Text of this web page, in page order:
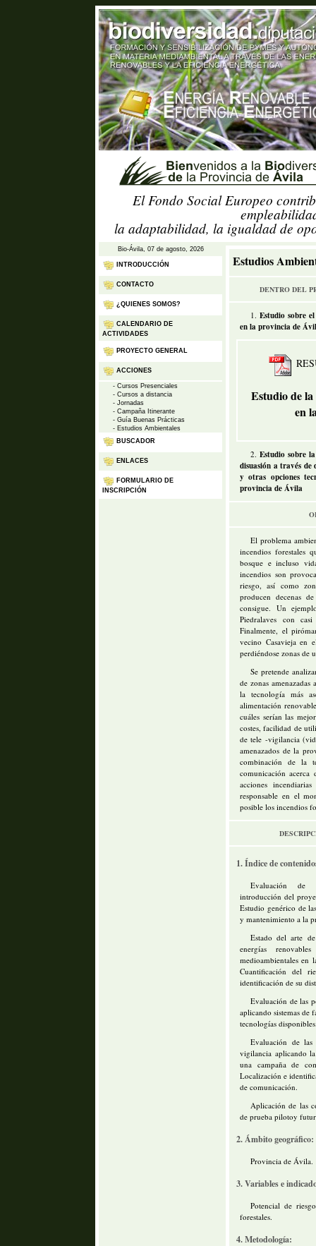
El Fondo Social Europeo
la adaptabilidad, la igualdad de
Bio-Ávila, 07 de agosto, 2026
INTRODUCCIÓN
CONTACTO
¿QUIENES SOMOS?
CALENDARIO DE
ACTIVIDADES
PROYECTO GENERAL
ACCIONES
- Cursos Presenciales
- Cursos a distancia
- Jornadas
- Campaña Itinerante
- Guía Buenas Prácticas
- Estudios Ambientales
BUSCADOR
ENLACES
FORMULARIO DE
INSCRIPCIÓN
Estudios
DENTRO DEL
1.Estudio sobre
en la provincia de
Estudio de
en
2.Estudio sobre
disuasión a través
y otras opciones
provincia de Ávila
El problema
incendios forestales
bosque e incluso
incendios son
riesgo, así como
producen decenas
consigue. Un
Piedralaves con
Finalmente, el
vecino Casavieja en
perdiéndose zonas de
Se pretende
de zonas
la tecnología más
alimentación
cuáles serían las
costes, facilidad de
de tele -vigilancia
amenazados de la
combinación de la
comunicación
acciones
responsable en el
posible los incendios
1. Índice de
Evaluación de
introducción del
Estudio genérico de
y mantenimiento a la
Estado del arte
energías
medioambientales en
Cuantificación del
identificación de su
Evaluación de las
aplicando sistemas de
tecnologías
Evaluación de las
vigilancia aplicando
una campaña de
Localización e
de comunicación.
Aplicación de las
de prueba pilotoy
2. Ámbito geográfico:
Provincia de Ávila.
3. Variables e
Potencial de
forestales.
4. Metodología: